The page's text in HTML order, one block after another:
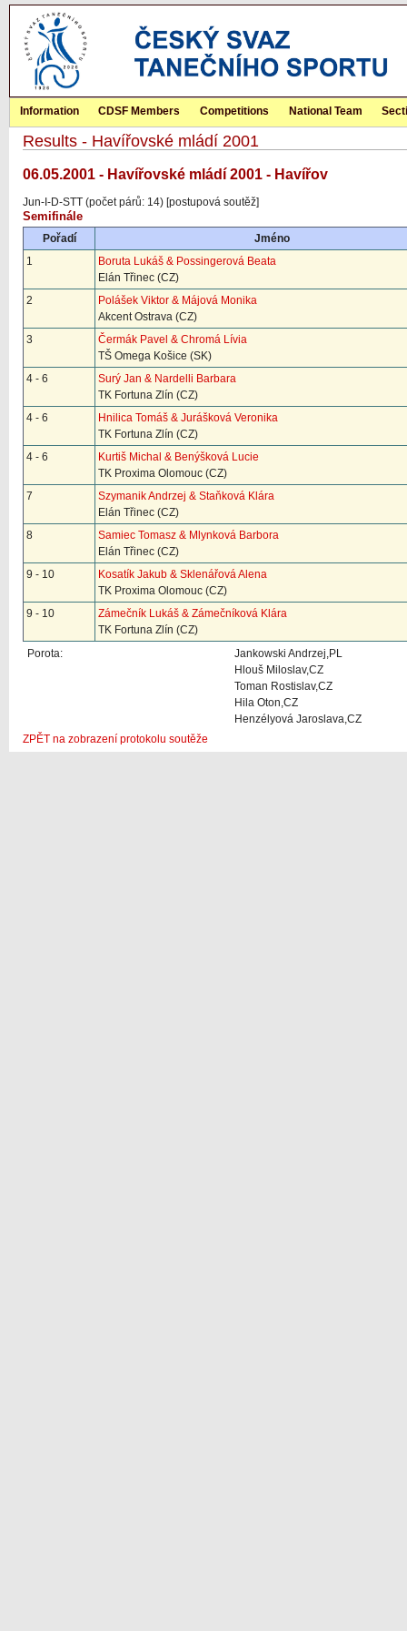
Information CDSF Members Competitions National Team
Results - Havířovské mládí 2001
06.05.2001 - Havířovské mládí 2001 - Havířov
Jun-I-D-STT (počet párů: 14) [postupová soutěž]
Semifinále
Pořadí
Jméno
1
Boruta Lukáš & Possingerová Beata
Elán Třinec (CZ)
2
Polášek Viktor & Májová Monika
Akcent Ostrava (CZ)
3
Čermák Pavel & Chromá Lívia
TŠ Omega Košice (SK)
4 - 6
Surý Jan & Nardelli Barbara
TK Fortuna Zlín (CZ)
4 - 6
Hnilica Tomáš & Jurášková Veronika
TK Fortuna Zlín (CZ)
4 - 6
Kurtiš Michal & Benýšková Lucie
TK Proxima Olomouc (CZ)
7
Szymanik Andrzej & Staňková Klára
Elán Třinec (CZ)
8
Samiec Tomasz & Mlynková Barbora
Elán Třinec (CZ)
9 - 10
Kosatík Jakub & Sklenářová Alena
TK Proxima Olomouc (CZ)
9 - 10
Zámečník Lukáš & Zámečníková Klára
TK Fortuna Zlín (CZ)
Porota:
Jankowski Andrzej,PL
Hlouš Miloslav,CZ
Toman Rostislav,CZ
Hila Oton,CZ
Henzélyová Jaroslava,CZ
ZPĚT na zobrazení protokolu soutěže